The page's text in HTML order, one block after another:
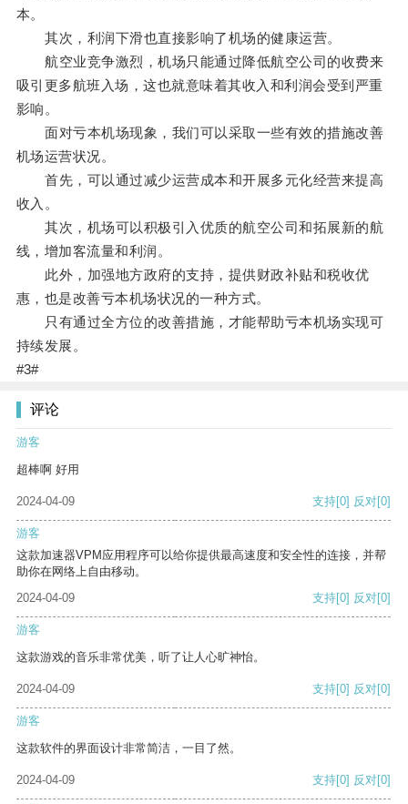
本。
其次，利润下滑也直接影响了机场的健康运营。
航空业竞争激烈，机场只能通过降低航空公司的收费来
吸引更多航班入场，这也就意味着其收入和利润会受到严重
影响。
面对亏本机场现象，我们可以采取一些有效的措施改善
机场运营状况。
首先，可以通过减少运营成本和开展多元化经营来提高
收入。
其次，机场可以积极引入优质的航空公司和拓展新的航
线，增加客流量和利润。
此外，加强地方政府的支持，提供财政补贴和税收优
惠，也是改善亏本机场状况的一种方式。
只有通过全方位的改善措施，才能帮助亏本机场实现可
持续发展。
#3#
评论
游客
超棒啊 好用
2024-04-09 支持[0] 反对[0]
游客
这款加速器VPM应用程序可以给你提供最高速度和安全性的连接，并帮
助你在网络上自由移动。
2024-04-09
支持[0] 反对[0]
游客
这款游戏的音乐非常优美，听了让人心旷神怡。
2024-04-09 支持[0] 反对[0]
游客
这款软件的界面设计非常简洁，一目了然。
2024-04-09 支持[0] 反对[0]